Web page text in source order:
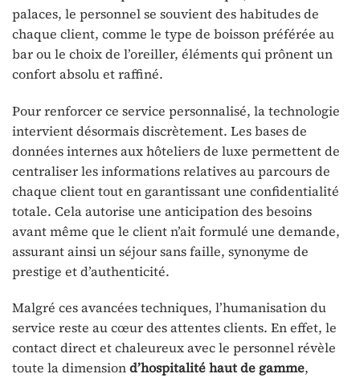
palaces, le personnel se souvient des habitudes de
chaque client, comme le type de boisson préférée au
bar ou le choix de l’oreiller, éléments qui prônent un
confort absolu et raffiné.
Pour renforcer ce service personnalisé, la technologie
intervient désormais discrètement. Les bases de
données internes aux hôteliers de luxe permettent de
centraliser les informations relatives au parcours de
chaque client tout en garantissant une confidentialité
totale. Cela autorise une anticipation des besoins
avant même que le client n’ait formulé une demande,
assurant ainsi un séjour sans faille, synonyme de
prestige et d’authenticité.
Malgré ces avancées techniques, l’humanisation du
service reste au cœur des attentes clients. En effet, le
contact direct et chaleureux avec le personnel révèle
toute la dimensiond’hospitalité haut de gamme,